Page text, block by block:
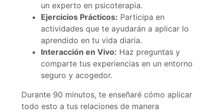
un experto en psicoterapia.
Ejercicios Prácticos: Participa en
actividades que te ayudarán a aplicar lo
aprendido en tu vida diaria.
Interacción en Vivo: Haz preguntas y
comparte tus experiencias en un entorno
seguro y acogedor.
Durante 90 minutos, te enseñaré cómo aplicar
todo esto a tus relaciones de manera